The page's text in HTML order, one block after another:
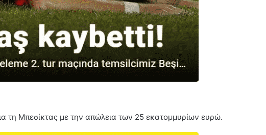
τη Μπεσίκτας με την απώλεια των 25 εκατομμυρίων ευρώ.